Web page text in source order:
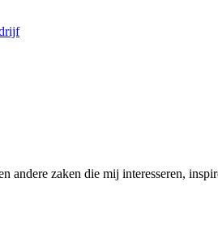
andere zaken die mij interesseren,